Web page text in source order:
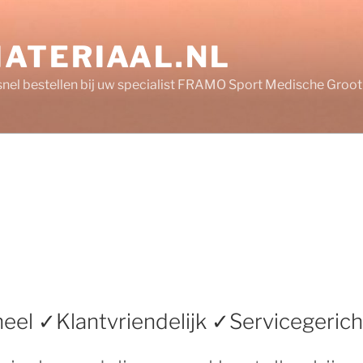
bestellen bij uw specialist FRAMO Sport Medische
✓Klantvriendelijk